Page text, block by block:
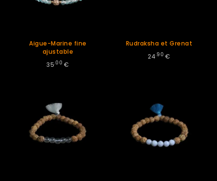
Aigue-Marine fine
ajustable
35.00 €
Rudraksha et Grenat
24.90 €